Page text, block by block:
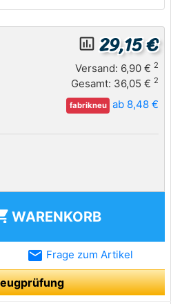
insert_chart_outlined 29,15 €
Versand: 6,90 € 2
Gesamt: 36,05 € 2
fabrikneu ab 8,48 €
WARENKORB
email Frage zum Artikel